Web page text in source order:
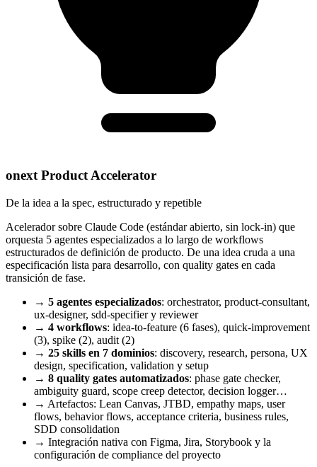
onext Product Accelerator
De la idea a la spec, estructurado y repetible
Acelerador sobre Claude Code (estándar abierto, sin lock-in) que
orquesta 5 agentes especializados a lo largo de workflows
estructurados de definición de producto. De una idea cruda a una
especificación lista para desarrollo, con quality gates en cada
transición de fase.
→ 5 agentes especializados: orchestrator, product-consultant,
ux-designer, sdd-specifier y reviewer
→ 4 workflows: idea-to-feature (6 fases), quick-improvement
(3), spike (2), audit (2)
→ 25 skills en 7 dominios: discovery, research, persona, UX
design, specification, validation y setup
→ 8 quality gates automatizados: phase gate checker,
ambiguity guard, scope creep detector, decision logger…
→ Artefactos: Lean Canvas, JTBD, empathy maps, user
flows, behavior flows, acceptance criteria, business rules,
SDD consolidation
→ Integración nativa con Figma, Jira, Storybook y la
configuración de compliance del proyecto